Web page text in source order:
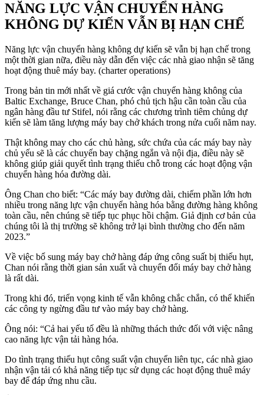
NĂNG LỰC VẬN CHUYỂN HÀNG
KHÔNG DỰ KIẾN VẪN BỊ HẠN CHẾ
Năng lực vận chuyển hàng không dự kiến sẽ vẫn bị hạn chế trong
một thời gian nữa, điều này dẫn đến việc các nhà giao nhận sẽ tăng
hoạt động thuê máy bay. (charter operations)
Trong bản tin mới nhất về giá cước vận chuyển hàng không của
Baltic Exchange, Bruce Chan, phó chủ tịch hậu cần toàn cầu của
ngân hàng đầu tư Stifel, nói rằng các chương trình tiêm chủng dự
kiến sẽ làm tăng lượng máy bay chở khách trong nửa cuối năm nay.
Thật không may cho các chủ hàng, sức chứa của các máy bay này
chủ yếu sẽ là các chuyến bay chặng ngắn và nội địa, điều này sẽ
không giúp giải quyết tình trạng thiếu chỗ trong các hoạt động vận
chuyển hàng hóa đường dài.
Ông Chan cho biết: “Các máy bay đường dài, chiếm phần lớn hơn
nhiều trong năng lực vận chuyển hàng hóa bằng đường hàng không
toàn cầu, nên chúng sẽ tiếp tục phục hồi chậm. Giả định cơ bản của
chúng tôi là thị trường sẽ không trở lại bình thường cho đến năm
2023.”
Về việc bổ sung máy bay chở hàng đáp ứng công suất bị thiếu hụt,
Chan nói rằng thời gian sản xuất và chuyển đổi máy bay chở hàng
là rất dài.
Trong khi đó, triển vọng kinh tế vẫn không chắc chắn, có thể khiến
các công ty ngừng đầu tư vào máy bay chở hàng.
Ông nói: “Cả hai yếu tố đều là những thách thức đối với việc nâng
cao năng lực vận tải hàng hóa.
Do tình trạng thiếu hụt công suất vận chuyển liên tục, các nhà giao
nhận vận tải có khả năng tiếp tục sử dụng các hoạt động thuê máy
bay để đáp ứng nhu cầu.